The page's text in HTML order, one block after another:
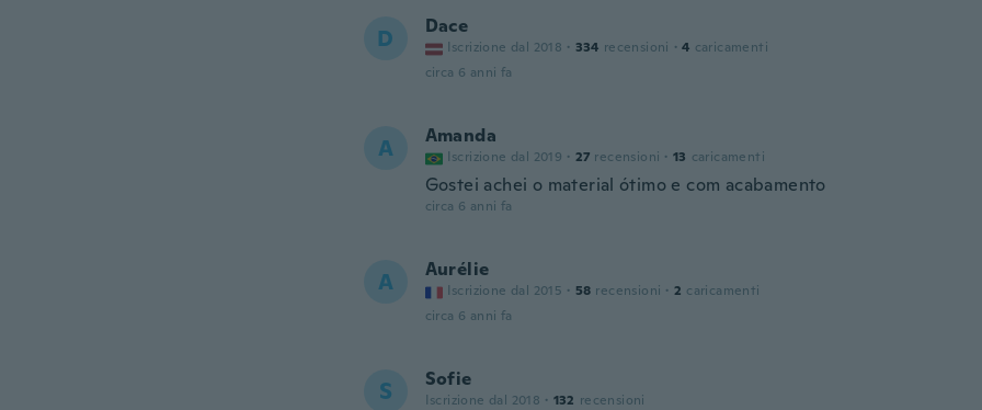
D Dace
Iscrizione dal 2018 · 334 recensioni · 4 caricamenti
circa 6 anni fa
A Amanda
Iscrizione dal 2019 · 27 recensioni · 13 caricamenti
Gostei achei o material ótimo e com acabamento
circa 6 anni fa
A Aurélie
Iscrizione dal 2015 · 58 recensioni · 2 caricamenti
circa 6 anni fa
S Sofie
Iscrizione dal 2018 · 132 recensioni